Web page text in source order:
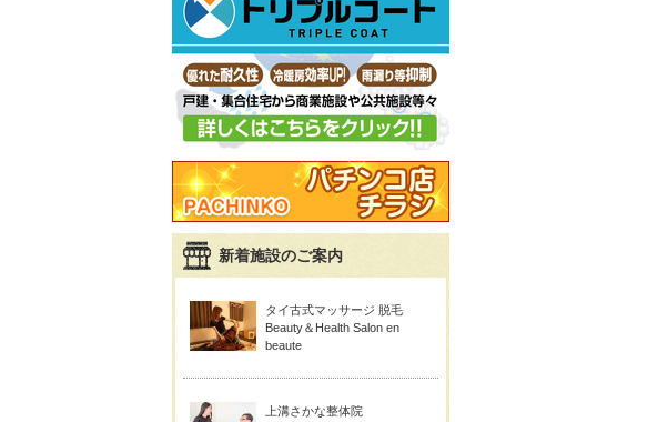
新着施設のご案内
タイ古式マッサージ 脱毛
Beauty＆Health Salon en
beaute
上溝さかな整体院